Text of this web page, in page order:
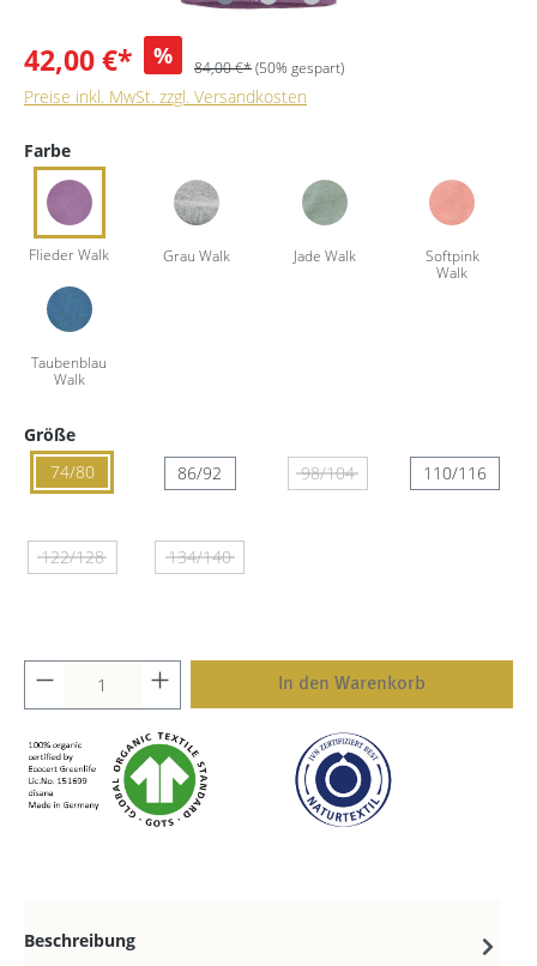
42,00 €* % 84,00 €*(50% gespart)
Preise inkl. MwSt. zzgl. Versandkosten
Farbe
Größe
74/80
86/92 98/104 110/116
122/128 134/140
In den Warenkorb
Beschreibung